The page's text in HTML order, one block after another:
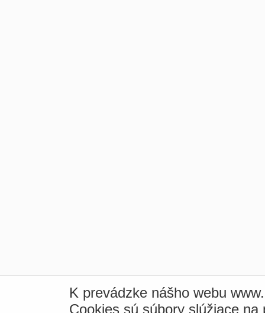
K prevádzke nášho webu
Cookies sú súbory slúžiace